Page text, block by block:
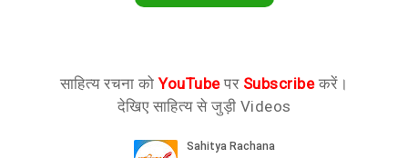
साहित्य रचना कोYouTubeपर Subscribeकरें।
देखिए साहित्य से जुड़ी Videos